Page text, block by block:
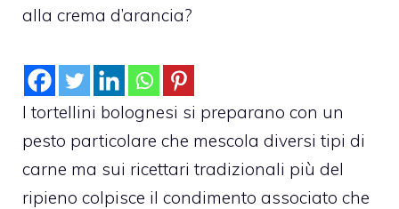
alla crema d’arancia?
I tortellini bolognesi si preparano con un
pesto particolare che mescola diversi tipi di
carne ma sui ricettari tradizionali più del
ripieno colpisce il condimento associato che